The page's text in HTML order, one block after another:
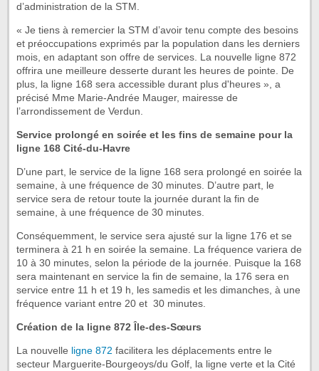
d’administration de la STM.
« Je tiens à remercier la STM d’avoir tenu compte des besoins
et préoccupations exprimés par la population dans les derniers
mois, en adaptant son offre de services. La nouvelle ligne 872
offrira une meilleure desserte durant les heures de pointe. De
plus, la ligne 168 sera accessible durant plus d'heures », a
précisé Mme Marie-Andrée Mauger, mairesse de
l’arrondissement de Verdun.
Service prolongé en soirée et les fins de semaine pour la
ligne 168 Cité-du-Havre
D’une part, le service de la ligne 168 sera prolongé en soirée la
semaine, à une fréquence de 30 minutes. D’autre part, le
service sera de retour toute la journée durant la fin de
semaine, à une fréquence de 30 minutes.
Conséquemment, le service sera ajusté sur la ligne 176 et se
terminera à 21 h en soirée la semaine. La fréquence variera de
10 à 30 minutes, selon la période de la journée. Puisque la 168
sera maintenant en service la fin de semaine, la 176 sera en
service entre 11 h et 19 h, les samedis et les dimanches, à une
fréquence variant entre 20 et 30 minutes.
Création de la ligne 872 Île-des-Sœurs
La nouvelle ligne 872 facilitera les déplacements entre le
secteur Marguerite-Bourgeoys/du Golf, la ligne verte et la Cité